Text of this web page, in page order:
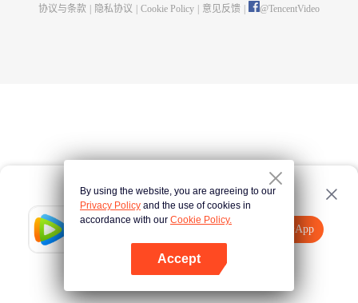
Tencent Video
打开App
点击此处
协议与条款
隐私协议 Cookie Policy 意见反馈 @TencentVideo
By using the website, you are agreeing to our
Privacy Policy and the use of cookies in
accordance with our Cookie Policy.
Accept